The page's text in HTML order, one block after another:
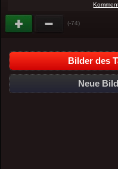
(-74)
Bilder des
Neue